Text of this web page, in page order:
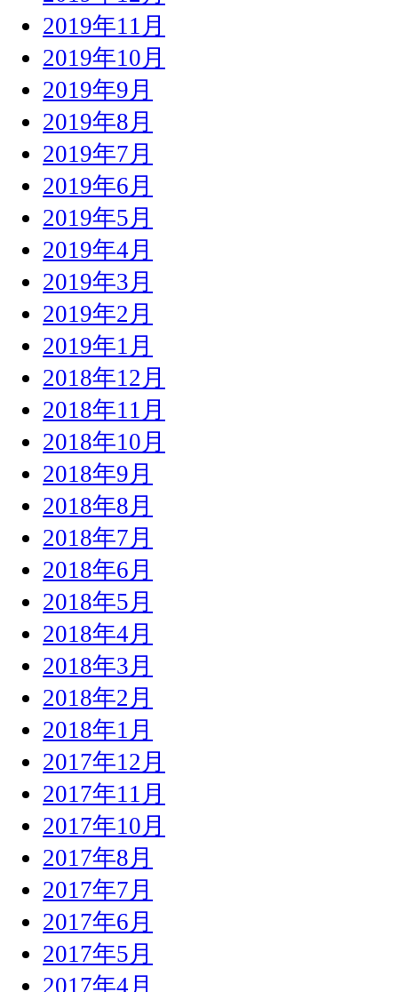
2019年11月
2019年10月
2019年9月
2019年8月
2019年7月
2019年6月
2019年5月
2019年4月
2019年3月
2019年2月
2019年1月
2018年12月
2018年11月
2018年10月
2018年9月
2018年8月
2018年7月
2018年6月
2018年5月
2018年4月
2018年3月
2018年2月
2018年1月
2017年12月
2017年11月
2017年10月
2017年8月
2017年7月
2017年6月
2017年5月
2017年4月